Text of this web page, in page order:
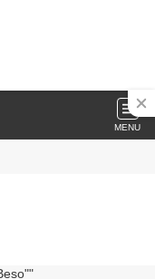
MENU